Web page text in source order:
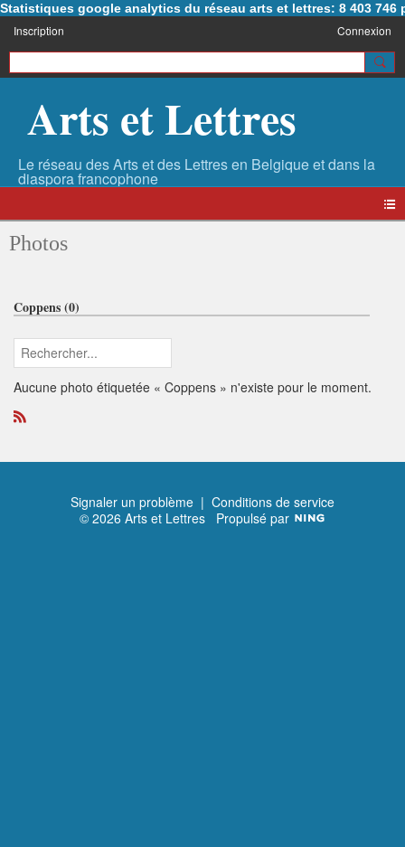
Statistiques google analytics du réseau arts et lettres: 8 403 746
Inscription Connexion
Arts et Lettres
Photos
Coppens (0)
Aucune photo étiquetée « Coppens » n'existe pour le moment.
R
Signaler un problème | Conditions de service
© 2026 Arts et Lettres Propulsé par